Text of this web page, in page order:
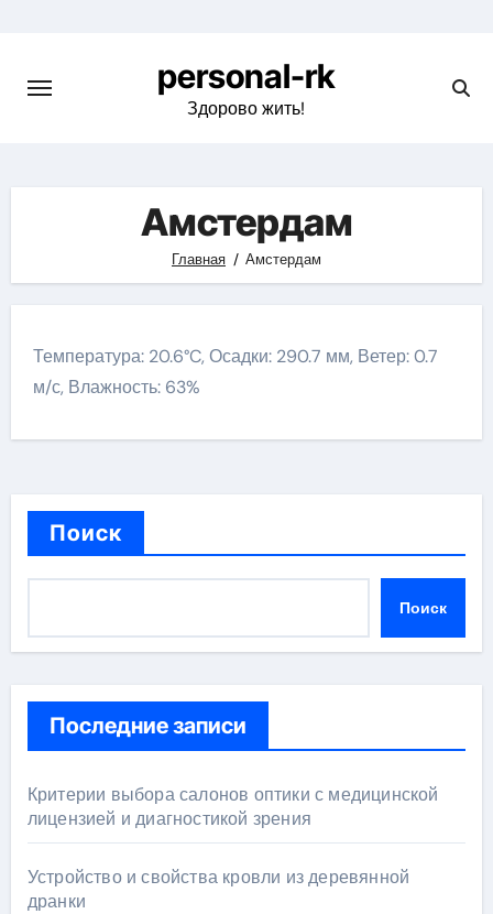
содержимому
personal-rk
Здорово жить!
Амстердам
Главная Амстердам
Температура: 20.6°C, Осадки: 290.7 мм, Ветер: 0.7
м/с, Влажность: 63%
Поиск
Поиск
Последние записи
Критерии выбора салонов оптики с медицинской
лицензией и диагностикой зрения
Устройство и свойства кровли из деревянной
дранки